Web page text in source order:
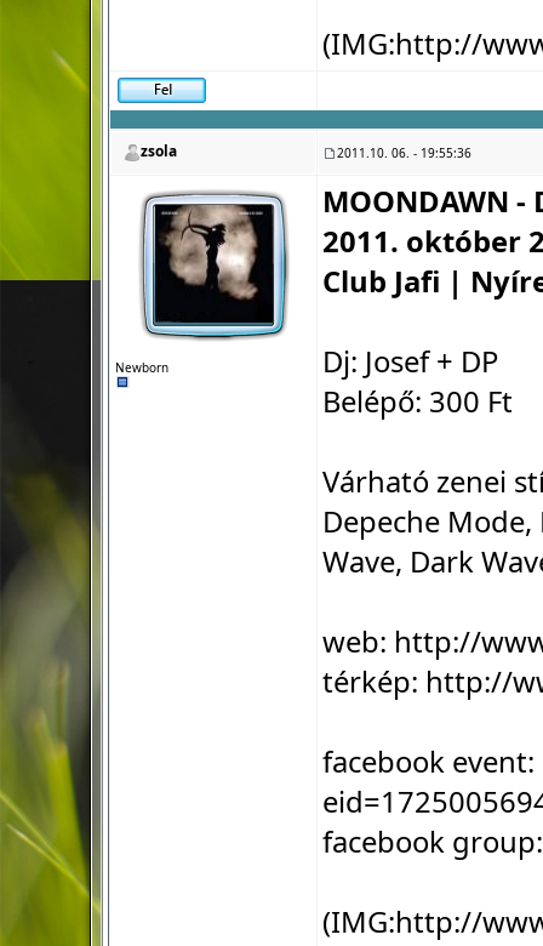
(IMG:http://
zsola 2011.10. 06. - 19:55:36
Newborn
MOONDAWN -
2011. október
Club Jafi |
Dj: Josef + DP
Belépő: 300 Ft
Várható zenei
Depeche Mode,
Wave, Dark
web: http://
térkép: http://
facebook event:
facebook
(IMG:http://